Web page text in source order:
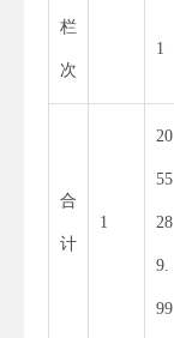
栏
次
1
合
计
1
20
55
28
9.
99